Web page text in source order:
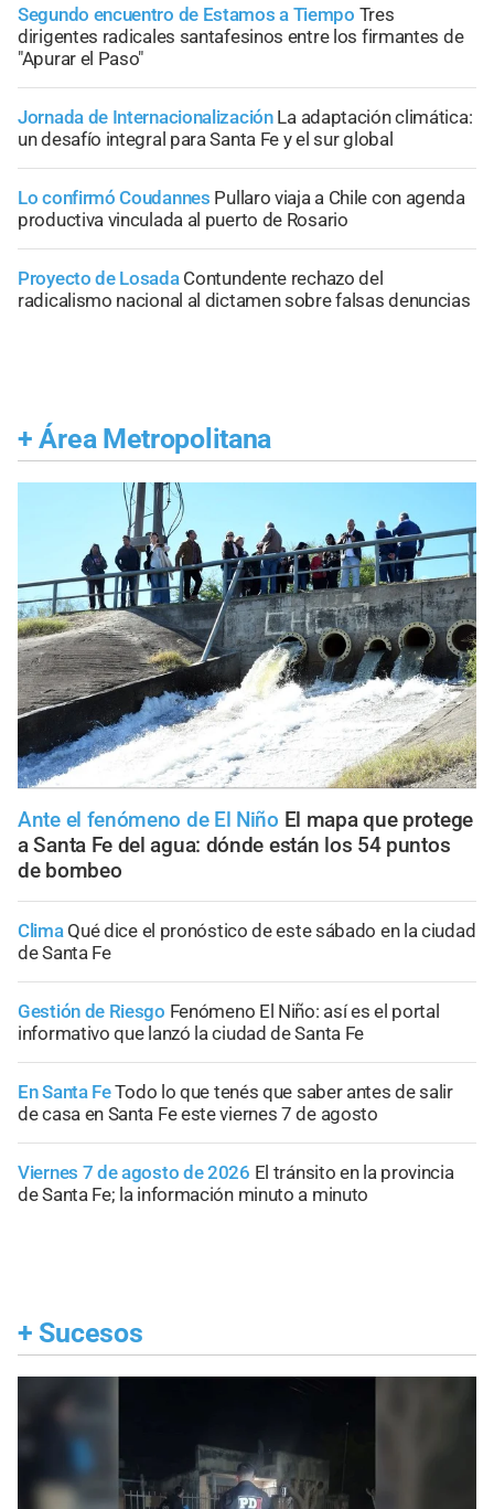
Segundo encuentro de Estamos a Tiempo Tres
dirigentes radicales santafesinos entre los firmantes de
"Apurar el Paso"
Jornada de Internacionalización La adaptación climática:
un desafío integral para Santa Fe y el sur global
Lo confirmó Coudannes Pullaro viaja a Chile con agenda
productiva vinculada al puerto de Rosario
Proyecto de Losada Contundente rechazo del
radicalismo nacional al dictamen sobre falsas denuncias
+ Área Metropolitana
Ante el fenómeno de El Niño El mapa que protege
a Santa Fe del agua: dónde están los 54 puntos
de bombeo
Clima Qué dice el pronóstico de este sábado en la ciudad
de Santa Fe
Gestión de Riesgo Fenómeno El Niño: así es el portal
informativo que lanzó la ciudad de Santa Fe
En Santa FeTodo lo que tenés que saber antes de salir
de casa en Santa Fe este viernes 7 de agosto
Viernes 7 de agosto de 2026 El tránsito en la provincia
de Santa Fe; la información minuto a minuto
+ Sucesos